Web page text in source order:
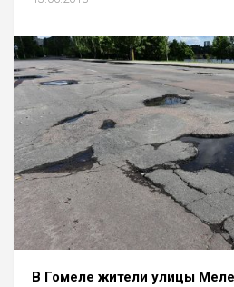
В Гомеле жители улицы